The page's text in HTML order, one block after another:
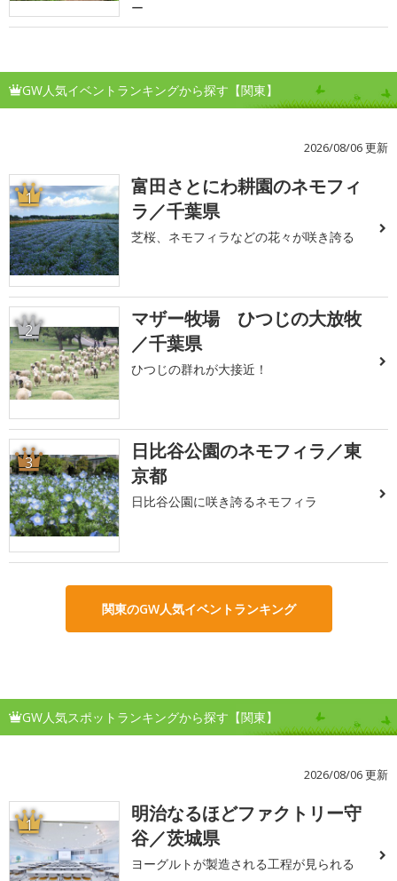
ー
GW人気イベントランキングから探す【関東】
2026/08/06 更新
1
富田さとにわ耕園のネモフィ
ラ／千葉県
芝桜、ネモフィラなどの花々が咲き誇る
2
マザー牧場 ひつじの大放牧
／千葉県
ひつじの群れが大接近！
3
日比谷公園のネモフィラ／東
京都
日比谷公園に咲き誇るネモフィラ
関東のGW人気イベントランキング
GW人気スポットランキングから探す【関東】
2026/08/06 更新
1
明治なるほどファクトリー守
谷／茨城県
ヨーグルトが製造される工程が見られる